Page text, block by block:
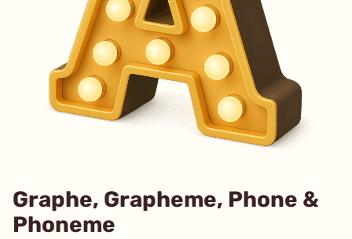
Graphe, Grapheme, Phone &
Phoneme